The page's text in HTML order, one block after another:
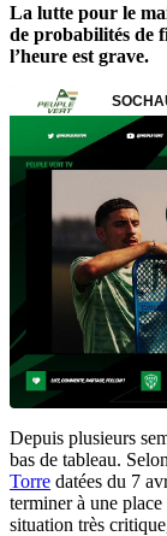
La lutte pour le
de probabilités de
l’heure est grave.
Depuis plusieurs
bas de tableau.
Torre datées du 7
terminer à une
situation très